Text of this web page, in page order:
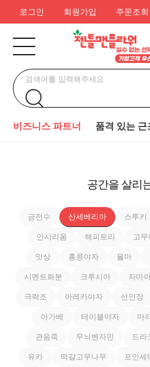
로그인 회원가입 주문조회
비즈니스 파트너 품격 있는 근
공간을 살리
금전수 산세베리아 스투키
안시리움 해피트리 고무
맛상 홍콩야자 율마
시멘트화분 크루시아 자마
극락조 아레카야자 선인장
아가베 테이블야자 마
관음죽 무늬벤자민 드라
유카 떡갈고무나무 포인세